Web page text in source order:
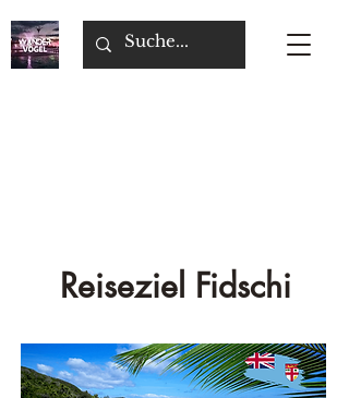
Reiseziel Fidschi